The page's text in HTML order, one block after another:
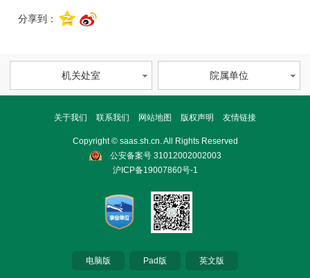
分享到：
机关处室 院属单位
关于我们 联系我们 网站地图 版权声明 友情链接
Copyright © saas.sh.cn. All Rights Reserved
公安备案号 31012002002003
沪ICP备19007860号-1
电脑版 Pad版 英文版